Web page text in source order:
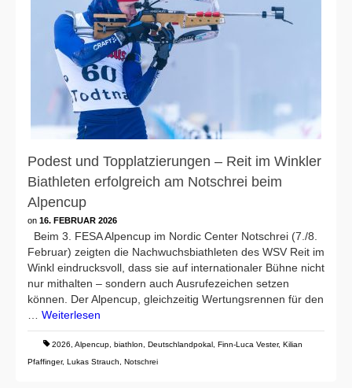
Podest und Topplatzierungen – Reit im Winkler
Biathleten erfolgreich am Notschrei beim
Alpencup
on 16. FEBRUAR 2026
Beim 3. FESA Alpencup im Nordic Center Notschrei (7./8.
Februar) zeigten die Nachwuchsbiathleten des WSV Reit im
Winkl eindrucksvoll, dass sie auf internationaler Bühne nicht
nur mithalten – sondern auch Ausrufezeichen setzen
können. Der Alpencup, gleichzeitig Wertungsrennen für den
Weiterlesen
2026 Alpencup biathlon Deutschlandpokal Finn-Luca Vester, Kilian
Pfaffinger, Lukas Strauch Notschrei